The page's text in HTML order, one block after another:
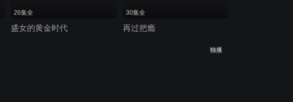
26集全
盛女的黄金时代
30集全
再过把瘾
独播